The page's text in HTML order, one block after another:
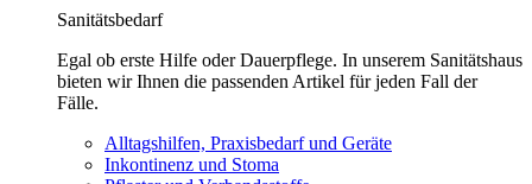
Sanitätsbedarf
Egal ob erste Hilfe oder Dauerpflege. In unserem Sanitätshaus
bieten wir Ihnen die passenden Artikel für jeden Fall der
Fälle.
Alltagshilfen, Praxisbedarf und Geräte
Inkontinenz und Stoma